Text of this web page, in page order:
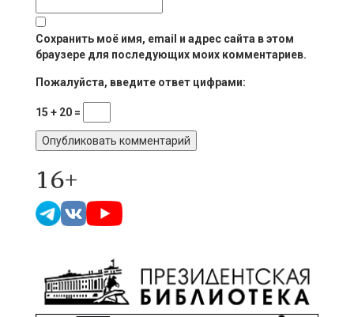
Сохранить моё имя, email и адрес сайта в этом
браузере для последующих моих комментариев.
Пожалуйста, введите ответ цифрами:
15 + 20 =
16+